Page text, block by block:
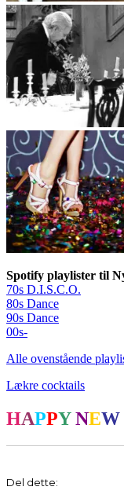
Spotify playlister til
70s D.I.S.C.O.
80s Dance
90s Dance
00s-
Alle ovenstående
Lækre cocktails
HAPPY NEW
Del dette: